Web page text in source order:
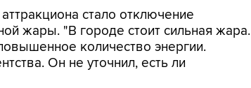
стало отключение
жары. "В городе стоит сильная жара.
количество энергии.
Он не уточнил, есть ли